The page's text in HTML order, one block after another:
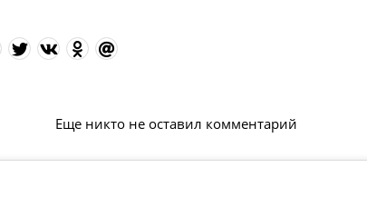
Еще никто не оставил комментарий